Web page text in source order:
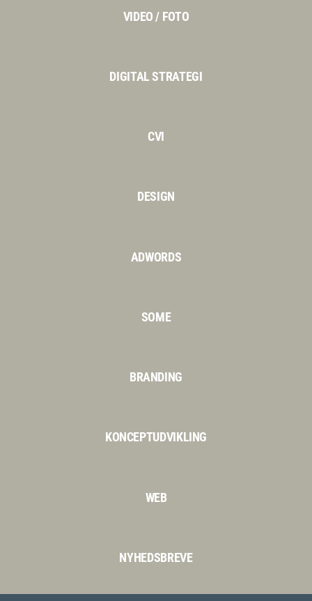
VIDEO / FOTO
DIGITAL STRATEGI
CVI
DESIGN
ADWORDS
SOME
BRANDING
KONCEPTUDVIKLING
WEB
NYHEDSBREVE